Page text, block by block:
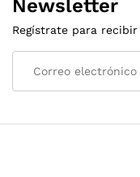
Newsletter
Regístrate para